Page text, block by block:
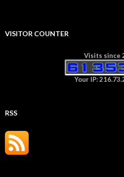
VISITOR COUNTER
Visits since
Your IP:
RSS